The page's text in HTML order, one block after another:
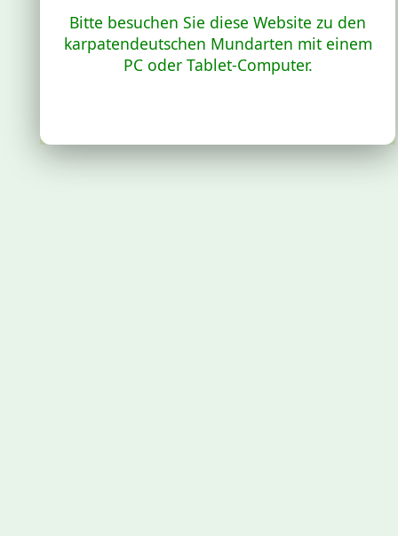
Bitte besuchen Sie diese Website zu den
karpatendeutschen Mundarten mit einem
PC oder Tablet-Computer.